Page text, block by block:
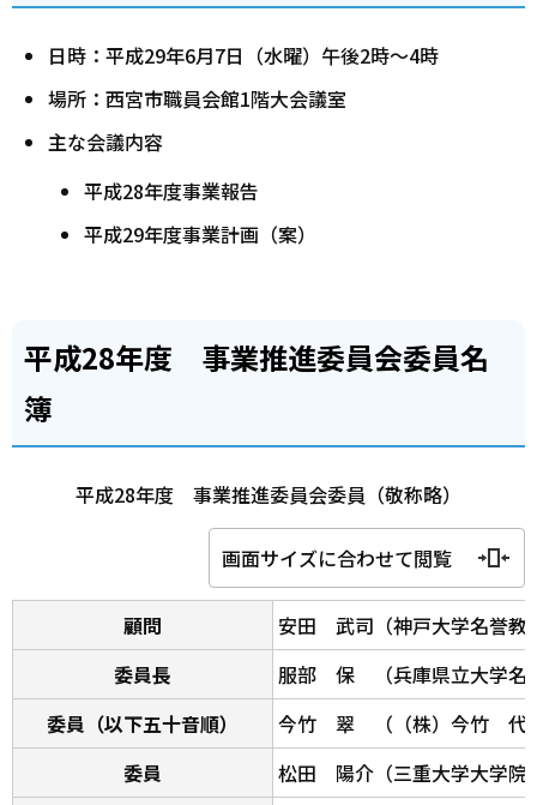
日時：平成29年6月7日（水曜）午後2時～4時
場所：西宮市職員会館1階大会議室
主な会議内容
平成28年度事業報告
平成29年度事業計画（案）
平成28年度 事業推進委員会委員名
簿
平成28年度 事業推進委員会委員（敬称略）
画面サイズに合わせて閲覧
顧問
安田 武司（神戸大学名誉教
委員長
服部 保 （兵庫県立大学名
委員（以下五十音順）
今竹 翠 （（株）今竹 代
委員
松田 陽介（三重大学大学院